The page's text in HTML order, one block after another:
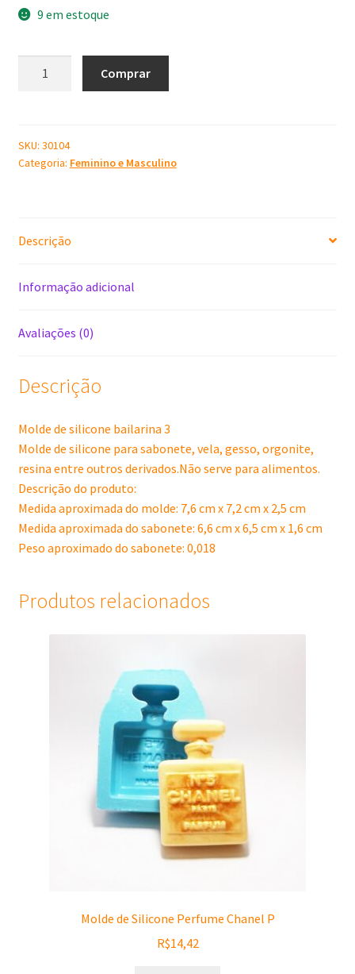
9 em estoque
3
quantidade
Comprar
SKU: 30104
Categoria: Feminino e Masculino
Descrição
Informação adicional
Avaliações (0)
Descrição
Molde de silicone bailarina 3
Molde de silicone para sabonete, vela, gesso, orgonite,
resina entre outros derivados.Não serve para alimentos.
Descrição do produto:
Medida aproximada do molde: 7,6 cm x 7,2 cm x 2,5 cm
Medida aproximada do sabonete: 6,6 cm x 6,5 cm x 1,6 cm
Peso aproximado do sabonete: 0,018
Produtos relacionados
Molde de Silicone Perfume Chanel P
R$14,42